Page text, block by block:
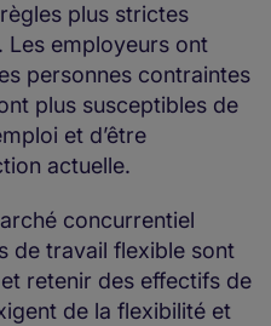
plus strictes
Les employeurs ont
personnes contraintes
plus susceptibles de
et d’être
actuelle.
concurrentiel
de travail flexible sont
retenir des effectifs de
de la flexibilité et